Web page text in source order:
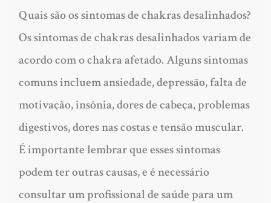
Quais são os sintomas de chakras desalinhados?
Os sintomas de chakras desalinhados variam de
acordo com o chakra afetado. Alguns sintomas
comuns incluem ansiedade, depressão, falta de
motivação, insônia, dores de cabeça, problemas
digestivos, dores nas costas e tensão muscular.
É importante lembrar que esses sintomas
podem ter outras causas, e é necessário
consultar um profissional de saúde para um